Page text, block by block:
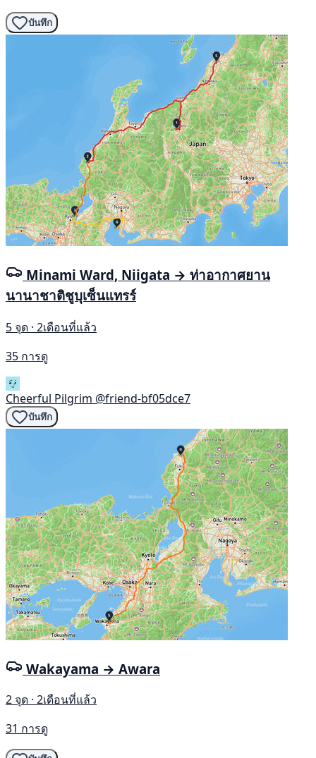
บันทึก
Minami Ward, Niigata → ท่าอากาศยาน
นานาชาติชูบุเซ็นแทรร์
5 จุด · 2เดือนที่แล้ว
35 การดู
Cheerful Pilgrim @friend-bf05dce7
บันทึก
Wakayama → Awara
2 จุด · 2เดือนที่แล้ว
31 การดู